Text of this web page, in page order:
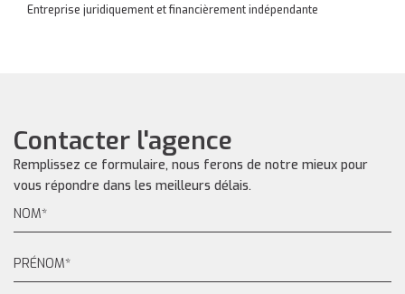
Entreprise juridiquement et financièrement indépendante
Contacter l'agence
Remplissez ce formulaire, nous ferons de notre mieux pour
vous répondre dans les meilleurs délais.